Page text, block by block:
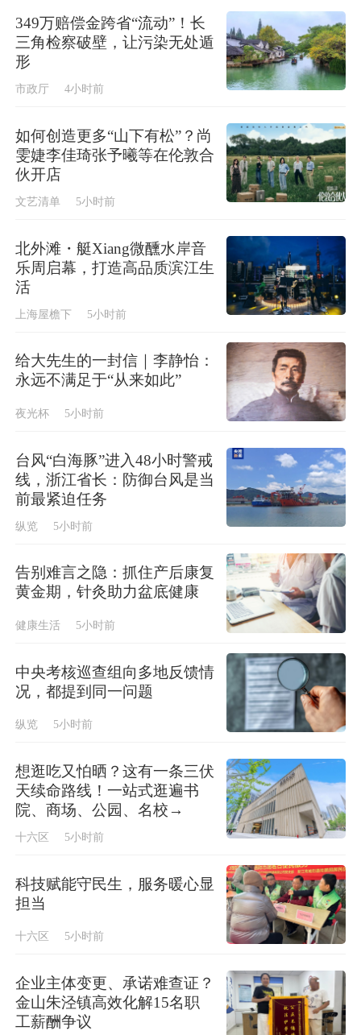
349万赔偿金跨省“流动”！长
三角检察破壁，让污染无处遁
形
市政厅 4小时前
如何创造更多“山下有松”？尚
雯婕李佳琦张予曦等在伦敦合
伙开店
文艺清单 5小时前
北外滩・艇Xiang微醺水岸音
乐周启幕，打造高品质滨江生
活
上海屋檐下 5小时前
给大先生的一封信｜李静怡：
永远不满足于“从来如此”
夜光杯 5小时前
台风“白海豚”进入48小时警戒
线，浙江省长：防御台风是当
前最紧迫任务
纵览 5小时前
告别难言之隐：抓住产后康复
黄金期，针灸助力盆底健康
健康生活 5小时前
中央考核巡查组向多地反馈情
况，都提到同一问题
纵览 5小时前
想逛吃又怕晒？这有一条三伏
天续命路线！一站式逛遍书
院、商场、公园、名校→
十六区 5小时前
科技赋能守民生，服务暖心显
担当
十六区 5小时前
企业主体变更、承诺难查证？
金山朱泾镇高效化解15名职
工薪酬争议